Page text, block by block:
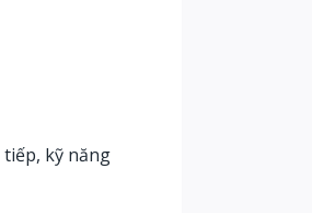
tiếp, kỹ năng